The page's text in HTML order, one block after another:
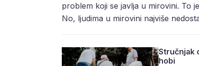
problem koji se javlja u mirovini. To
No, ljudima u mirovini najviše
Stručnjak
hobi